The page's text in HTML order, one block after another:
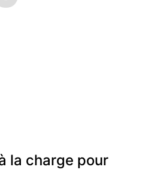
la charge pour